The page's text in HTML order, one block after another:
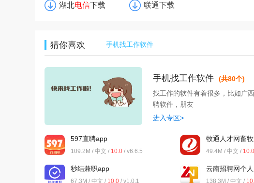
湖北电信下载 联通下载
猜你喜欢 手机找工作软件
手机找工作软件
(共80个)
找工作的软件有着很多，比如广
聘软件，朋友
进入专区>
597直聘app
109.2M / 中文 / 10.0 / v6.6.5
牧通人才网畜
49.4M / 中文 / 10.0
秒结兼职app
67.3M / 中文 / 10.0 / v1.0.1
云南招聘网个
138.3M / 中文 /